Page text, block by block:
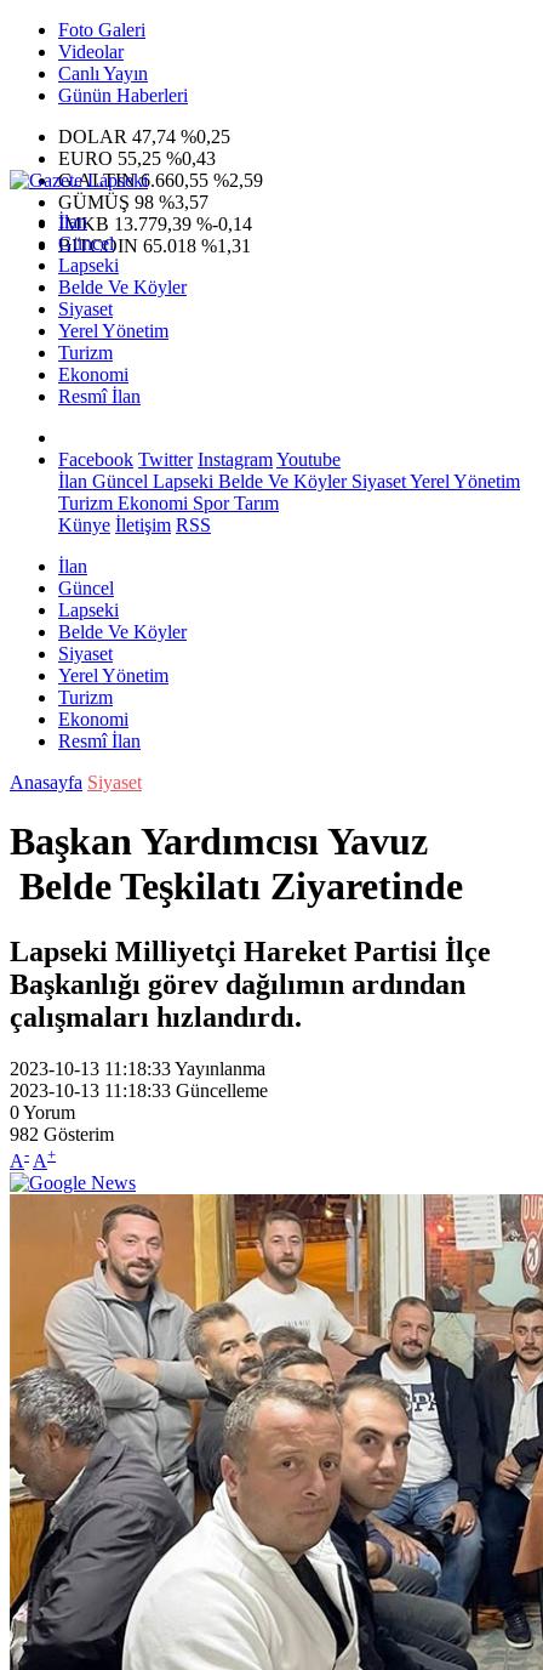
Foto Galeri
Videolar
Canlı Yayın
Günün Haberleri
DOLAR 47,74 %0,25
EURO 55,25 %0,43
G.ALTIN6.660,55 %2,59
GÜMÜŞ 98 %3,57
IMKB 13.779,39 %-0,14
BITCOIN 65.018 %1,31
İlan
Güncel
Lapseki
Belde Ve Köyler
Siyaset
Yerel Yönetim
Turizm
Ekonomi
Resmî İlan
Facebook Twitter InstagramYoutube
İlan Güncel Lapseki Belde Ve KöylerSiyasetYerel Yönetim
Turizm Ekonomi SporTarım
Künye İletişim RSS
İlan
Güncel
Lapseki
Belde Ve Köyler
Siyaset
Yerel Yönetim
Turizm
Ekonomi
Resmî İlan
Anasayfa Siyaset
Başkan Yardımcısı Yavuz
Belde Teşkilatı Ziyaretinde
Lapseki Milliyetçi Hareket Partisi İlçe
Başkanlığı görev dağılımın ardından
çalışmaları hızlandırdı.
2023-10-13 11:18:33Yayınlanma
2023-10-13 11:18:33 Güncelleme
0Yorum
982 Gösterim
A- A+